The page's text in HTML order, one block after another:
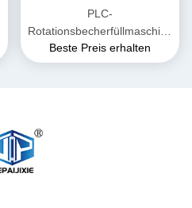
PLC-
Rotationsbecherfüllmaschine
8 Becher/Min.
Beste Preis erhalten